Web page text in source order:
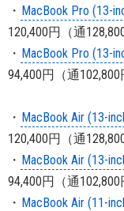
・ MacBook Pro (13-
120,400円（通
・ MacBook Pro (13-
94,400円（通102,800
・ MacBook Air (13-
120,400円（通
・ MacBook Air (13-
94,400円（通102,800
・ MacBook Air (11-